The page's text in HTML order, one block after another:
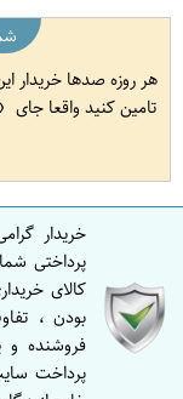
هر روزه صدها خریدار
تامین کنید واقعا جای
خریدار
پرداختی
کالای
بودن ،
فروشنده و
پرداخت